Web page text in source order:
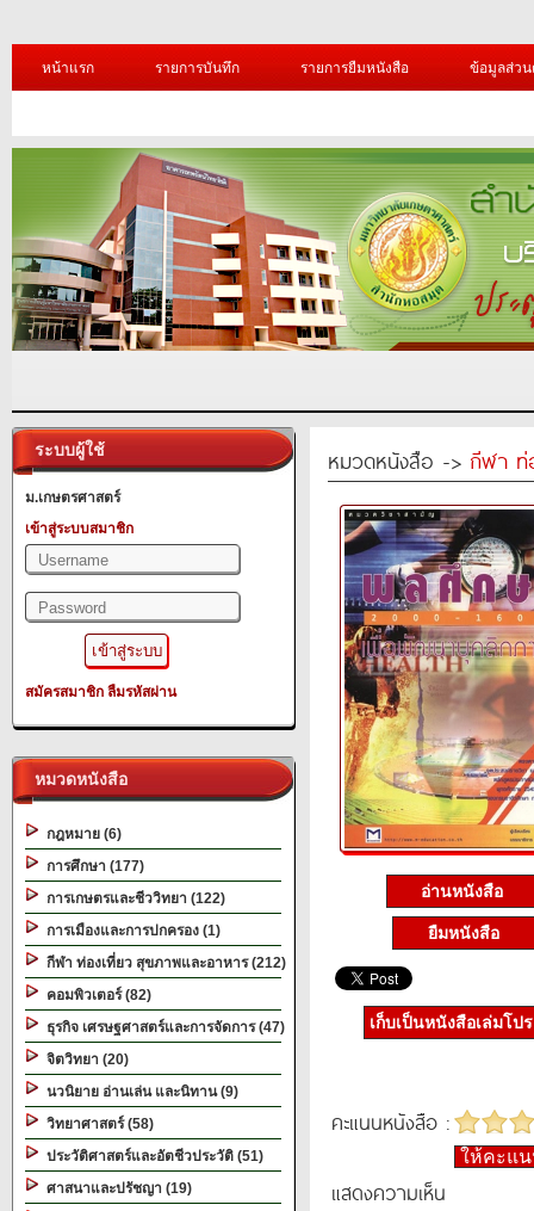
หน้าแรก รายการบันทึก รายการยืมหนังสือ ข้อมูลส่ว
ระบบผู้ใช้
ม.เกษตรศาสตร์
เข้าสู่ระบบสมาชิก
สมัครสมาชิก ลืมรหัสผ่าน
หมวดหนังสือ
กฎหมาย (6)
การศึกษา (177)
การเกษตรและชีววิทยา (122)
การเมืองและการปกครอง (1)
กีฬา ท่องเที่ยว สุขภาพและอาหาร (212)
คอมพิวเตอร์ (82)
ธุรกิจ เศรษฐศาสตร์และการจัดการ (47)
จิตวิทยา (20)
นวนิยาย อ่านเล่น และนิทาน (9)
วิทยาศาสตร์ (58)
ประวัติศาสตร์และอัตชีวประวัติ (51)
ศาสนาและปรัชญา (19)
หมวดหนังสือ -> กีฬา ท่
อ่านหนังสือ
ยืมหนังสือ
เก็บเป็นหนังสือเล่มโป
คะแนนหนังสือ :
ให้คะแ
แสดงความเห็น